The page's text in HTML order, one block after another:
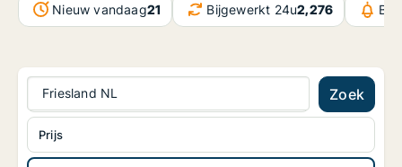
Nieuw vandaag21 Bijgewerkt 24u2,276
Friesland NL Zoek
Prijs